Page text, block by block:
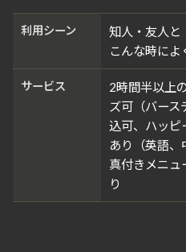
利用シーン
知人・友人と
こんな時によ
サービス
2時間半以上
ズ可（バース
込可、ハッピ
あり（英語
真付きメニュ
り